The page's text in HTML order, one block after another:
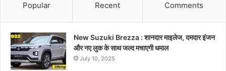
Popular Recent Comments
New Suzuki Brezza : शानदार माइलेज, दमदार इंजन
और नए लुक के साथ जल्द मचाएगी धमाल
July 10, 2025